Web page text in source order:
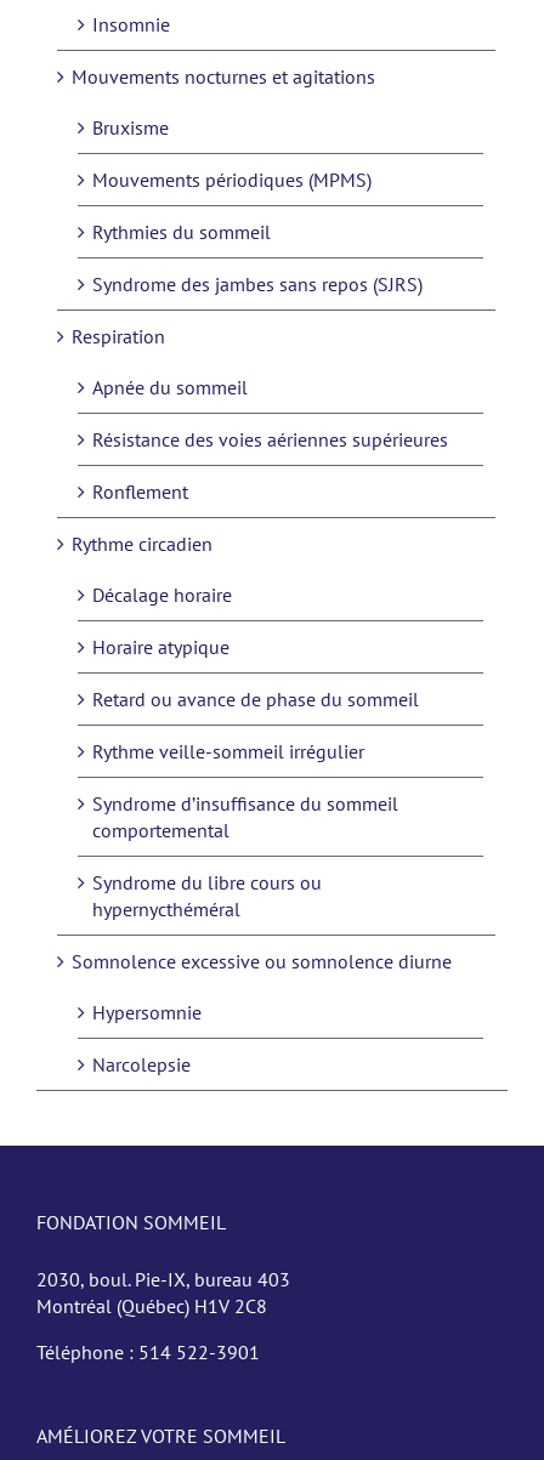
Insomnie
Mouvements nocturnes et agitations
Bruxisme
Mouvements périodiques (MPMS)
Rythmies du sommeil
Syndrome des jambes sans repos (SJRS)
Respiration
Apnée du sommeil
Résistance des voies aériennes supérieures
Ronflement
Rythme circadien
Décalage horaire
Horaire atypique
Retard ou avance de phase du sommeil
Rythme veille-sommeil irrégulier
Syndrome d’insuffisance du sommeil
comportemental
Syndrome du libre cours ou
hypernycthéméral
Somnolence excessive ou somnolence diurne
Hypersomnie
Narcolepsie
FONDATION SOMMEIL
2030, boul. Pie-IX, bureau 403
Montréal (Québec) H1V 2C8
Téléphone : 514 522-3901
AMÉLIOREZ VOTRE SOMMEIL